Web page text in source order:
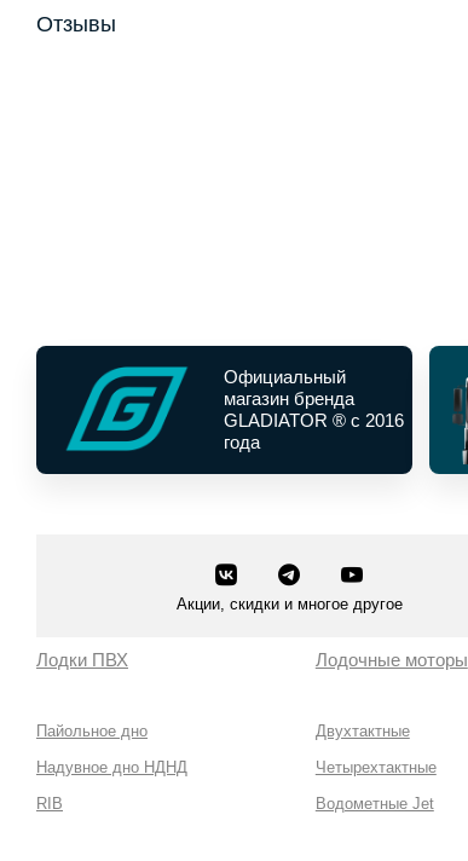
Отзывы
Официальный
магазин бренда
GLADIATOR ® с 2016
года
Акции, скидки и многое другое
Лодки ПВХ
Пайольное дно
Надувное дно НДНД
RIB
Лодочные моторы
Двухтактные
Четырехтактные
Водометные Jet